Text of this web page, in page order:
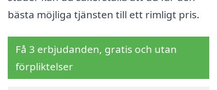
bästa möjliga tjänsten till ett rimligt pris.
Få 3 erbjudanden, gratis och utan
förpliktelser